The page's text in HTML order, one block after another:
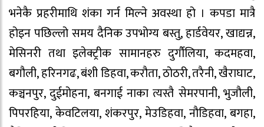
भनेकै प्रहरीमाथि शंका गर्न मिल्ने अवस्था हो । कपडा मात्रै
होइन पछिल्लो समय दैनिक उपभोग्य बस्तु, हार्डवेयर, खाद्यन्न,
मेसिनरी तथा इलेक्ट्रीक सामानहरु दुर्गौलिया, कदमहवा,
बगौली, हरिनगढ, बंशी डिहवा, करौता, ठोठरी, तरैनी, खैराघाट,
कञ्चनपुर, दुईमोहना, बनगाई नाका त्यस्तै सेमरपानी, भुजौली,
पिपरहिया, केवटिलया, शंकरपुर, मेउडिहवा, नौडिहवा, बगहा,